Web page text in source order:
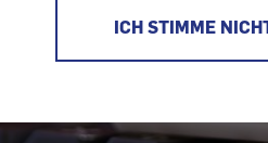
ICH STIMME